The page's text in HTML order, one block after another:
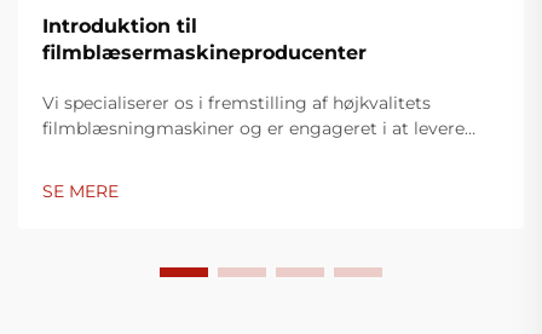
Introduktion til
filmblæsermaskineproducenter
Vi specialiserer os i fremstilling af højkvalitets
filmblæsningmaskiner og er engageret i at levere
teknologi, er højtydende, energieffektive og stabile,
SE MERE